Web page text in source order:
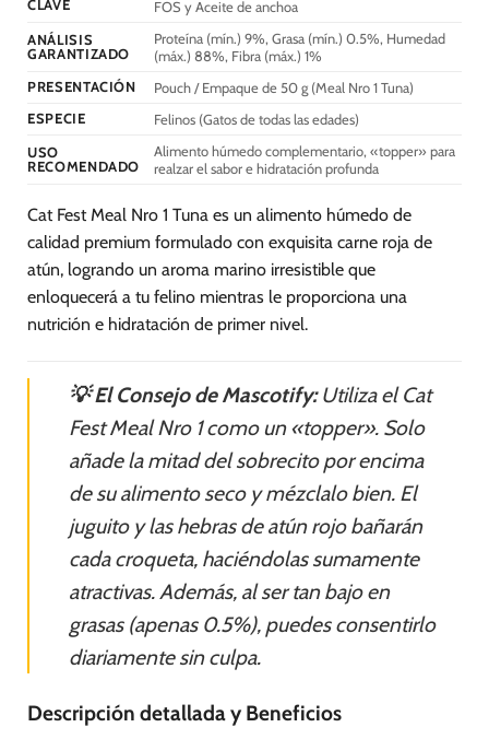
CLAVE
FOS y Aceite de anchoa
ANÁLISIS
GARANTIZADO
Proteína (mín.) 9%, Grasa (mín.) 0.5%, Humedad
(máx.) 88%, Fibra (máx.) 1%
PRESENTACIÓN
Pouch / Empaque de 50 g (Meal Nro 1 Tuna)
ESPECIE
Felinos (Gatos de todas las edades)
USO
RECOMENDADO
Alimento húmedo complementario, «topper» para
realzar el sabor e hidratación profunda
Cat Fest Meal Nro 1 Tuna es un alimento húmedo de
calidad premium formulado con exquisita carne roja de
atún, logrando un aroma marino irresistible que
enloquecerá a tu felino mientras le proporciona una
nutrición e hidratación de primer nivel.
💡 El Consejo de Mascotify:Utiliza el Cat
Fest Meal Nro 1 como un «topper». Solo
añade la mitad del sobrecito por encima
de su alimento seco y mézclalo bien. El
juguito y las hebras de atún rojo bañarán
cada croqueta, haciéndolas sumamente
atractivas. Además, al ser tan bajo en
grasas (apenas 0.5%), puedes consentirlo
diariamente sin culpa.
Descripción detallada y Beneficios